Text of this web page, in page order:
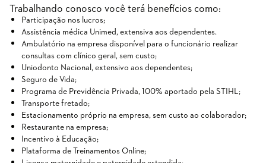
Trabalhando conosco você terá benefícios como:
Participação nos lucros;
Assistência médica Unimed, extensiva aos dependentes.
Ambulatório na empresa disponível para o funcionário realizar
consultas com clínico geral, sem custo;
Uniodonto Nacional, extensivo aos dependentes;
Seguro de Vida;
Programa de Previdência Privada, 100% aportado pela STIHL;
Transporte fretado;
Estacionamento próprio na empresa, sem custo ao colaborador;
Restaurante na empresa;
Incentivo à Educação;
Plataforma de Treinamentos Online;